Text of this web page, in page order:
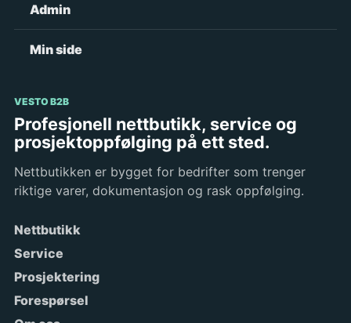
Admin
Min side
VESTO B2B
Profesjonell nettbutikk, service og
prosjektoppfølging på ett sted.
Nettbutikken er bygget for bedrifter som trenger
riktige varer, dokumentasjon og rask oppfølging.
Nettbutikk
Service
Prosjektering
Forespørsel